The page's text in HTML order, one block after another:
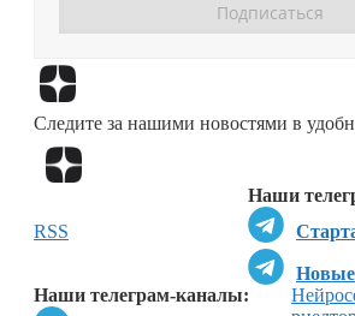
Следите за нашими новостями в
Наши
Новые
Наши телеграм-каналы:
RSS